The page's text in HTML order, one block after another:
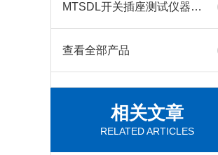
MTSDL开关插座测试仪器系列
查看全部产品
相关文章
RELATED ARTICLES